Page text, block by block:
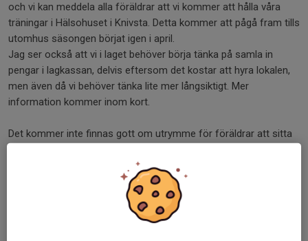
och vi kan meddela alla föräldrar att vi kommer att hålla våra
träningar i Hälsohuset i Knivsta. Detta kommer att pågå fram tills
utomhus säsongen börjat igen i april.
Jag ser också att vi i laget behöver börja tänka på samla in
pengar i lagkassan, delvis eftersom det kostar att hyra lokalen,
men även då vi behöver tänka lite mer långsiktigt. Mer
information kommer inom kort.
Det kommer inte finnas gott om utrymme för föräldrar att sitta
det i åtanke vill jag uppmana de föräldrar som känner att de kan
lämna sina barn under träningen och hämta de när träningen är